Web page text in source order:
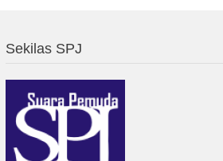
Sekilas SPJ